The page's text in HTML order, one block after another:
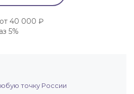
от 40 000 ₽
5%
точку России